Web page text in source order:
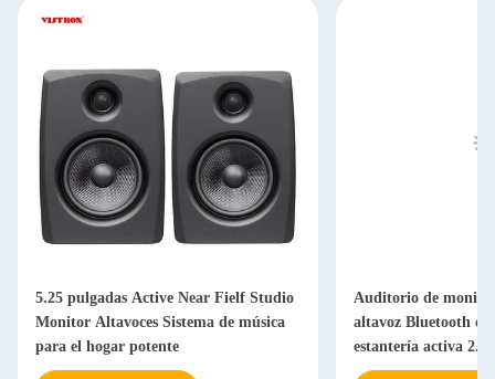
5.25 pulgadas Active Near Fielf Studio
Monitor Altavoces Sistema de música
para el hogar potente
Auditorio de
altavoz Bluetooth
estantería activa 2.0